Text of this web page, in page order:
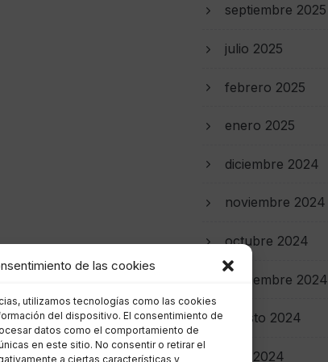
de las cookies
utilizamos tecnologías como las cookies
del dispositivo. El consentimiento de
datos como el comportamiento de
en este sitio. No consentir o retirar el
a ciertas características y
septiembre 2025
julio 2025
febrero 2025
enero 2025
diciembre 2024
noviembre 2024
octubre 2024
septiembre 2024
agosto 2024
julio 2024